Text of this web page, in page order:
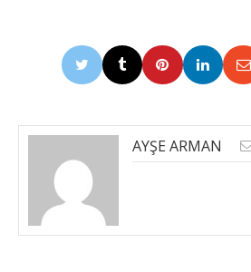
AYŞE ARMAN